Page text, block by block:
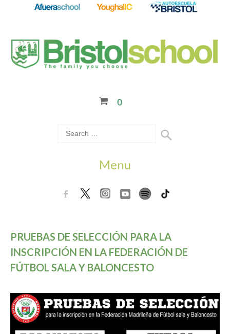
0
Menu
PRUEBAS DE SELECCIÓN PARA LA
INSCRIPCIÓN EN LA FEDERACIÓN DE
FÚTBOL SALA Y BALONCESTO